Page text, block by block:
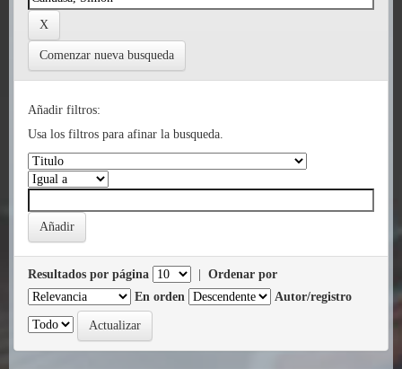
Comenzar nueva busqueda
Añadir filtros:
Usa los filtros para afinar la busqueda.
Resultados por página
Ordenar por
En orden
Autor/registro